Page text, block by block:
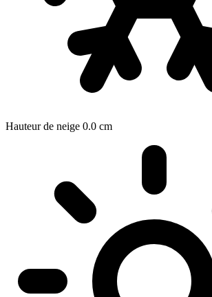
Hauteur de neige 0.0 cm